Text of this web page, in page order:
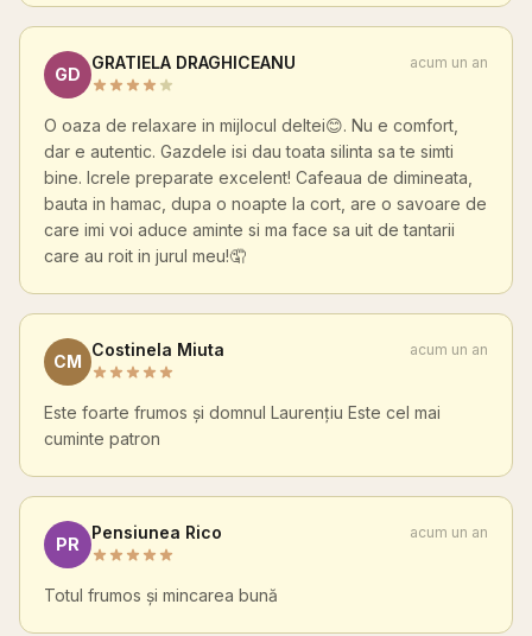
GD
GRATIELA DRAGHICEANU acum un an
O oaza de relaxare in mijlocul deltei😊. Nu e comfort,
dar e autentic. Gazdele isi dau toata silinta sa te simti
bine. Icrele preparate excelent! Cafeaua de dimineata,
bauta in hamac, dupa o noapte la cort, are o savoare de
care imi voi aduce aminte si ma face sa uit de tantarii
care au roit in jurul meu!🤦
CM
Costinela Miuta acum un an
Este foarte frumos și domnul Laurențiu Este cel mai
cuminte patron
PR
Pensiunea Rico acum un an
Totul frumos și mincarea bună